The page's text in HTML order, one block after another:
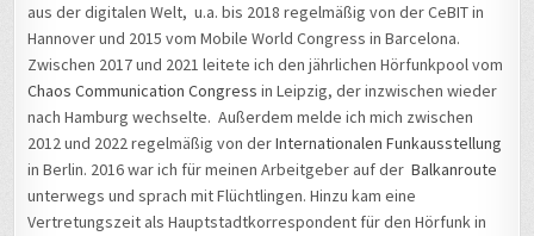
aus der digitalen Welt, u.a. bis 2018 regelmäßig von der CeBIT in
Hannover und 2015 vom Mobile World Congress in Barcelona.
Zwischen 2017 und 2021 leitete ich den jährlichen Hörfunkpool vom
Chaos Communication Congress in Leipzig, der inzwischen wieder
nach Hamburg wechselte. Außerdem melde ich mich zwischen
2012 und 2022 regelmäßig von derInternationalen Funkausstellung
in Berlin. 2016 war ich für meinen Arbeitgeber auf derBalkanroute
unterwegs und sprach mit Flüchtlingen. Hinzu kam eine
Vertretungszeit als Hauptstadtkorrespondent für den Hörfunk in